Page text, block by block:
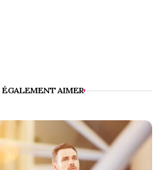
ÉGALEMENT AIMER